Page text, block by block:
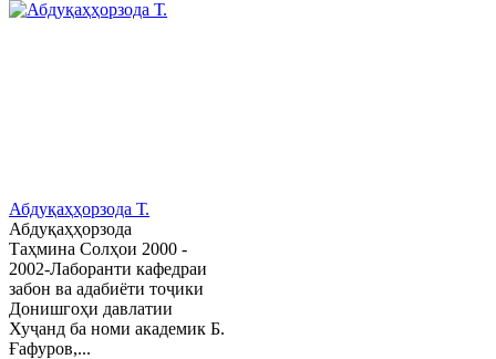
Абдуқаҳҳорзода Т.
Абдуқаҳҳорзода
Таҳмина Солҳои 2000 -
2002-Лаборанти кафедраи
забон ва адабиёти тоҷики
Донишгоҳи давлатии
Хуҷанд ба номи академик Б.
Ғафуров,...